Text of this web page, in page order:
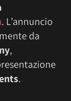
. L’annuncio
da
,
.